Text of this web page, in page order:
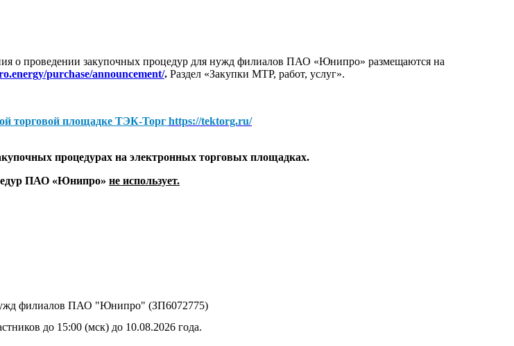
о проведении закупочных процедур для нужд филиалов ПАО «Юнипро» размещаются на
purchase/announcement/. Раздел «Закупки МТР, работ, услуг».
торговой площадке ТЭК-Торг https://tektorg.ru/
процедурах на электронных торговых площадках.
ПАО «Юнипро» не использует.
филиалов ПАО "Юнипро" (ЗП6072775)
до 15:00 (мск) до 10.08.2026 года.